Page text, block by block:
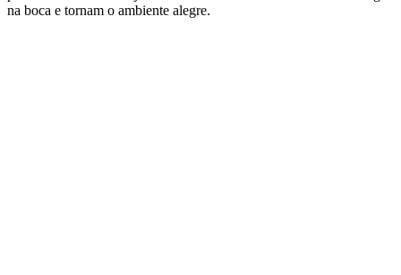
na boca e tornam o ambiente alegre.